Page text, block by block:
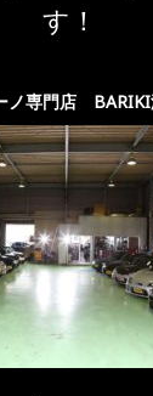
す！
ノ専門店 BARIKI